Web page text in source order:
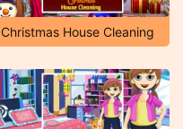
Christmas House Cleaning